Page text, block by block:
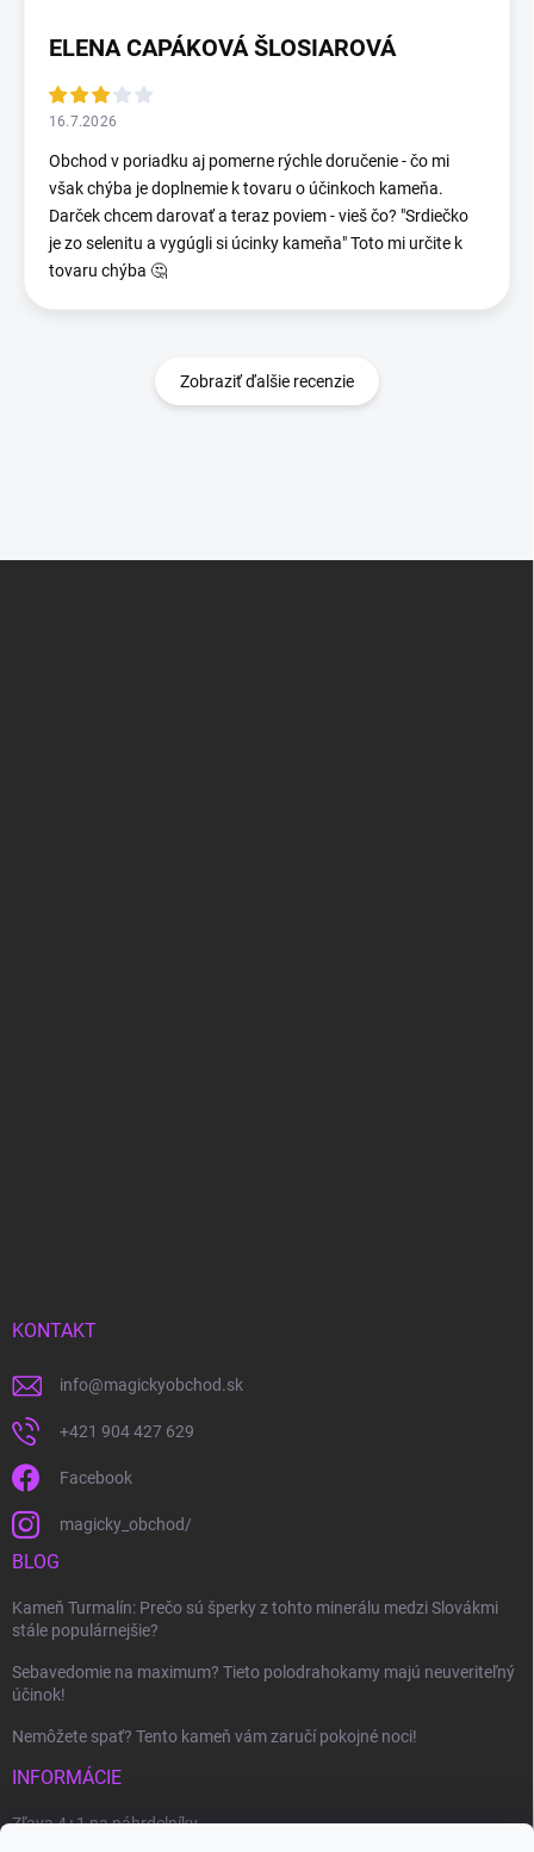
ELENA CAPÁKOVÁ ŠLOSIAROVÁ
16.7.2026
Obchod v poriadku aj pomerne rýchle doručenie - čo mi
však chýba je doplnemie k tovaru o účinkoch kameňa.
Darček chcem darovať a teraz poviem - vieš čo? "Srdiečko
je zo selenitu a vygúgli si úcinky kameňa" Toto mi určite k
tovaru chýba 🤔
Zobraziť ďalšie recenzie
KONTAKT
info@magickyobchod.sk
+421 904 427 629
Facebook
magicky_obchod/
BLOG
Kameň Turmalín: Prečo sú šperky z tohto minerálu medzi Slovákmi
stále populárnejšie?
Sebavedomie na maximum? Tieto polodrahokamy majú neuveriteľný
účinok!
Nemôžete spať? Tento kameň vám zaručí pokojné noci!
INFORMÁCIE
Zľava 4+1 na náhrdelníky